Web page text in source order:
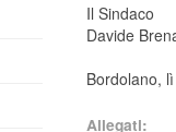
Il Sindaco
Davide
Bordolano,
Allegati: